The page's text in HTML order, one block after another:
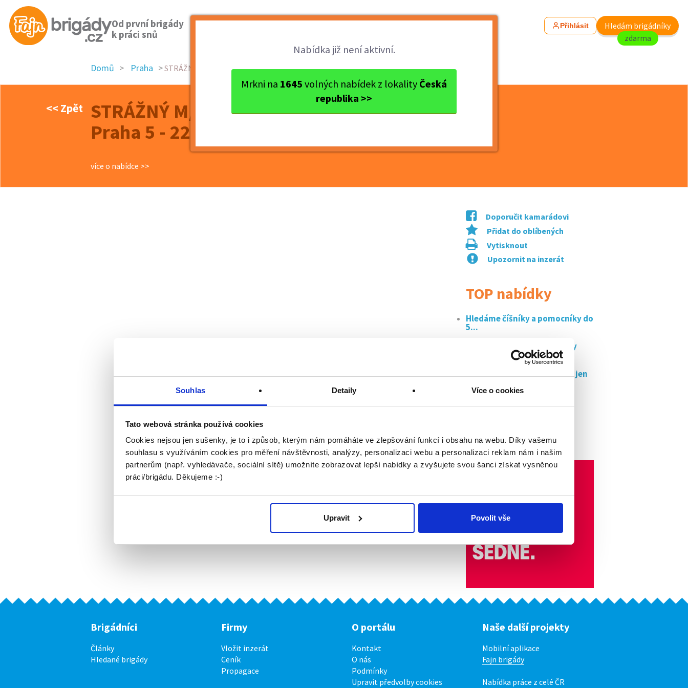
Souhlas Detaily Více o cookies
Tato webová stránka používá cookies
Cookies nejsou jen sušenky, je to i způsob, kterým nám pomáháte ve zlepšování funkcí i obsahu na webu. Díky vašemu
souhlasu s využíváním cookies pro měření návštěvnosti, analýzy, personalizaci webu a personalizaci reklam nám i našim
partnerům (např. vyhledávače, sociální sítě) umožníte zobrazovat lepší nabídky a zvyšujete svou šanci získat vysněnou
práci/brigádu. Děkujeme :-)
Upravit Povolit vše
Od první brigády
k práci snů
Přihlásit
Hledám brigádníky
zdarma
Nabídka již není aktivní.
Mrkni na 1645 volných nabídek z lokality Česká
republika >>
Domů Praha STRÁŽNÝ M/Ž - knihovny - Pr...
<< Zpět STRÁŽNÝ M/Ž - knihovny - Praha 10 a
Praha 5 - 22 000-29 000Kč/ měsíc
více o nabídce >>
Doporučit kamarádovi
Přidat do oblíbených
Vytisknout
Upozornit na inzerát
TOP nabídky
Hledáme číšníky a pomocníky do
5...
Strážný / strážná – prodejny
Operátor/ka výroby – práce jen
prahy, až 200...
175kč/h čistého
Brigádníci
Články
Hledané brigády
Firmy
Vložit inzerát
Ceník
Propagace
O portálu
Kontakt
O nás
Podmínky
Upravit předvolby cookies
Naše další projekty
Mobilní aplikace
Fajn brigády
Nabídka práce z celé ČR